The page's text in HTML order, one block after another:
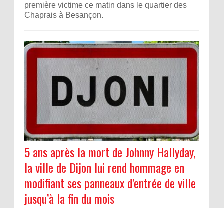
première victime ce matin dans le quartier des
Chaprais à Besançon.
5 ans après la mort de Johnny Hallyday,
la ville de Dijon lui rend hommage en
modifiant ses panneaux d’entrée de ville
jusqu’à la fin du mois